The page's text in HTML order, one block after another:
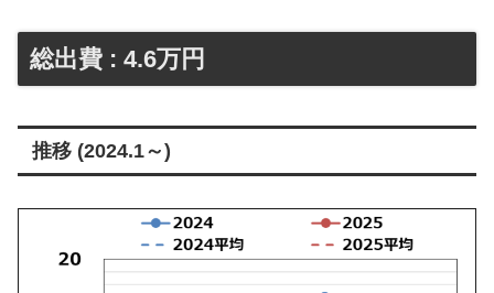
総出費 : 4.6万円
推移 (2024.1～)